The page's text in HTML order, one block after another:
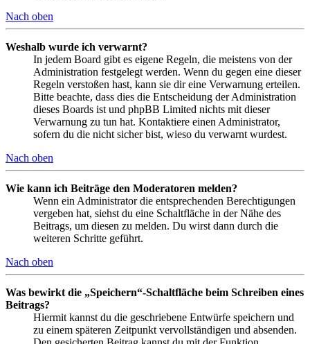
Nach oben
Weshalb wurde ich verwarnt?
In jedem Board gibt es eigene Regeln, die meistens von der
Administration festgelegt werden. Wenn du gegen eine dieser
Regeln verstoßen hast, kann sie dir eine Verwarnung erteilen.
Bitte beachte, dass dies die Entscheidung der Administration
dieses Boards ist und phpBB Limited nichts mit dieser
Verwarnung zu tun hat. Kontaktiere einen Administrator,
sofern du die nicht sicher bist, wieso du verwarnt wurdest.
Nach oben
Wie kann ich Beiträge den Moderatoren melden?
Wenn ein Administrator die entsprechenden Berechtigungen
vergeben hat, siehst du eine Schaltfläche in der Nähe des
Beitrags, um diesen zu melden. Du wirst dann durch die
weiteren Schritte geführt.
Nach oben
Was bewirkt die „Speichern“-Schaltfläche beim Schreiben eines
Beitrags?
Hiermit kannst du die geschriebene Entwürfe speichern und
zu einem späteren Zeitpunkt vervollständigen und absenden.